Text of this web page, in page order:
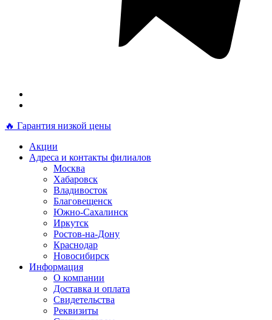
🔥 Гарантия низкой цены
Акции
Адреса и контакты филиалов
Москва
Хабаровск
Владивосток
Благовещенск
Южно-Сахалинск
Иркутск
Ростов-на-Дону
Краснодар
Новосибирск
Информация
О компании
Доставка и оплата
Свидетельства
Реквизиты